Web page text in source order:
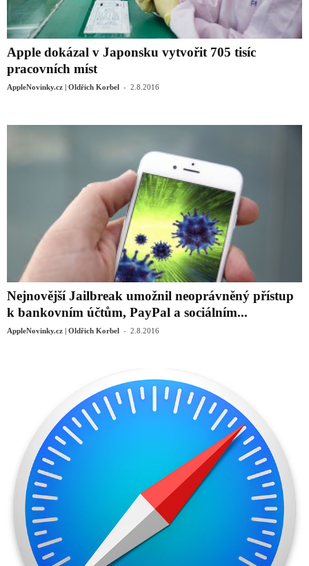
Apple dokázal v Japonsku vytvořit 705 tisíc
pracovních míst
AppleNovinky.cz | Oldřich Korbel - 2.8.2016
Nejnovější Jailbreak umožnil neoprávněný přístup
k bankovním účtům, PayPal a sociálním...
AppleNovinky.cz | Oldřich Korbel - 2.8.2016